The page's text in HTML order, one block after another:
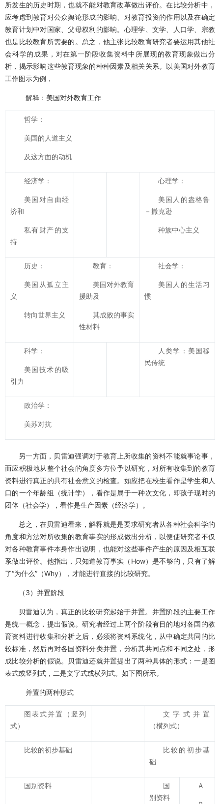
所发生的历史时期，也就不能对教育改革做出评价。在比较分析中，
应考虑到教育对公众舆论形成的影响、对教育投资的作用以及在确定
教育计划中对国家、父母权利的影响。心理学、文学、人口学、宗教
也是比较教育所需要的。总之，他主张比较教育研究者要运用其他社
会科学的成果，对在第一阶段收集资料中所展现的教育现象做出分
析，揭示影响这些教育现象的种种因素及相关关系。以美国对外教育
工作图示为例，
解释：美国对外教育工作
哲学：
美国的人道主义
及这方面的动机
经济学：
美国对自由经
济和
私有财产的支
持
心理学：
美国人的盎格鲁
－撒克逊
种族中心主义
历史：
美国从孤立主
义
转向世界主义
教育：
美国对外教育
援助及
其成败的事实
性材料
社会学：
美国人的生活习
惯
科学：
美国技术的吸
引力
人类学：美国移
民传统
政治学：
美苏对抗
另一方面，贝雷迪强调对于教育上所收集的资料不能就事论事，
而应积极地从整个社会的角度多方位予以研究，对所有收集到的教育
资料进行真正的具有社会意义的检查。如应把在校生看作是学生和人
口的一个年龄组（统计学），看作是属于一种次文化，即孩子现时的
团体（社会学），看作是生产因素（经济学）。
总之，在贝雷迪看来，解释就是是要求研究者从各种社会科学的
角度和方法对所收集的教育事实的形成做出分析，以便使研究者不仅
对各种教育事件本身作出说明，也能对这些事件产生的原因及相互联
系做出评价。他指出，只知道教育事实（How）是不够的，只有了解
了“为什么”（Why），才能进行直接的比较研究。
（3）并置阶段
贝雷迪认为，真正的比较研究起始于并置。并置阶段的主要工作
是统一概念，提出假说。研究者经过上两个阶段有目的地对各国的教
育资料进行收集和分析之后，必须将资料系统化，从中确定共同的比
较标准，然后再对各国资料分类并置，分析其共同点和不同之处，形
成比较分析的假说。贝雷迪还就并置提出了两种具体的形式：一是图
表式或竖列式，二是文字式或横列式。如下图所示。
并置的两种形式
图表式并置（竖列
式）
文字式并置
（横列式）
比较的初步基础
比较的初步基
础
国别资料
国
别资料
A